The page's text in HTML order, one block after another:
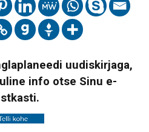
uudiskirjaga,
info otse Sinu e-